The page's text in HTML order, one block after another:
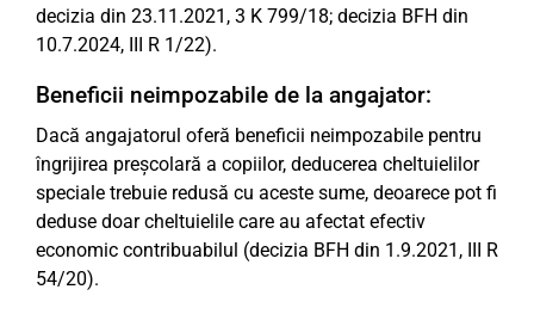
decizia din 23.11.2021, 3 K 799/18; decizia BFH din
10.7.2024, III R 1/22).
Beneficii neimpozabile de la angajator:
Dacă angajatorul oferă beneficii neimpozabile pentru
îngrijirea preșcolară a copiilor, deducerea cheltuielilor
speciale trebuie redusă cu aceste sume, deoarece pot fi
deduse doar cheltuielile care au afectat efectiv
economic contribuabilul (decizia BFH din 1.9.2021, III R
54/20).